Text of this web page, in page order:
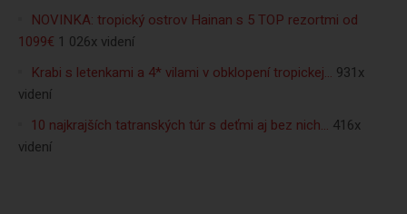
NOVINKA: tropický ostrov Hainan s 5 TOP rezortmi od
1099€ 1 026x videní
Krabi s letenkami a 4* vilami v obklopení tropickej… 931x
videní
10 najkrajších tatranských túr s deťmi aj bez nich… 416x
videní